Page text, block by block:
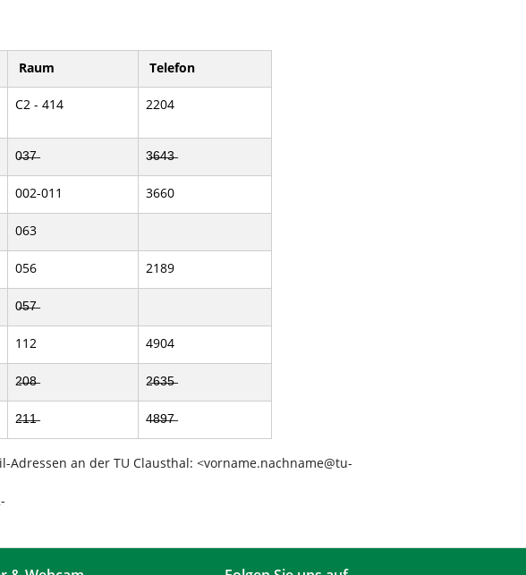
Raum Telefon
C2 - 414 2204
0̶3̶7̶ 3̶6̶4̶3̶
002-011 3660
063
056 2189
0̶5̶7̶
112 4904
2̶0̶8̶ 2̶6̶3̶5̶
2̶1̶1̶ 4̶8̶9̶7̶
an der TU Clausthal: <vorname.nachname@tu-